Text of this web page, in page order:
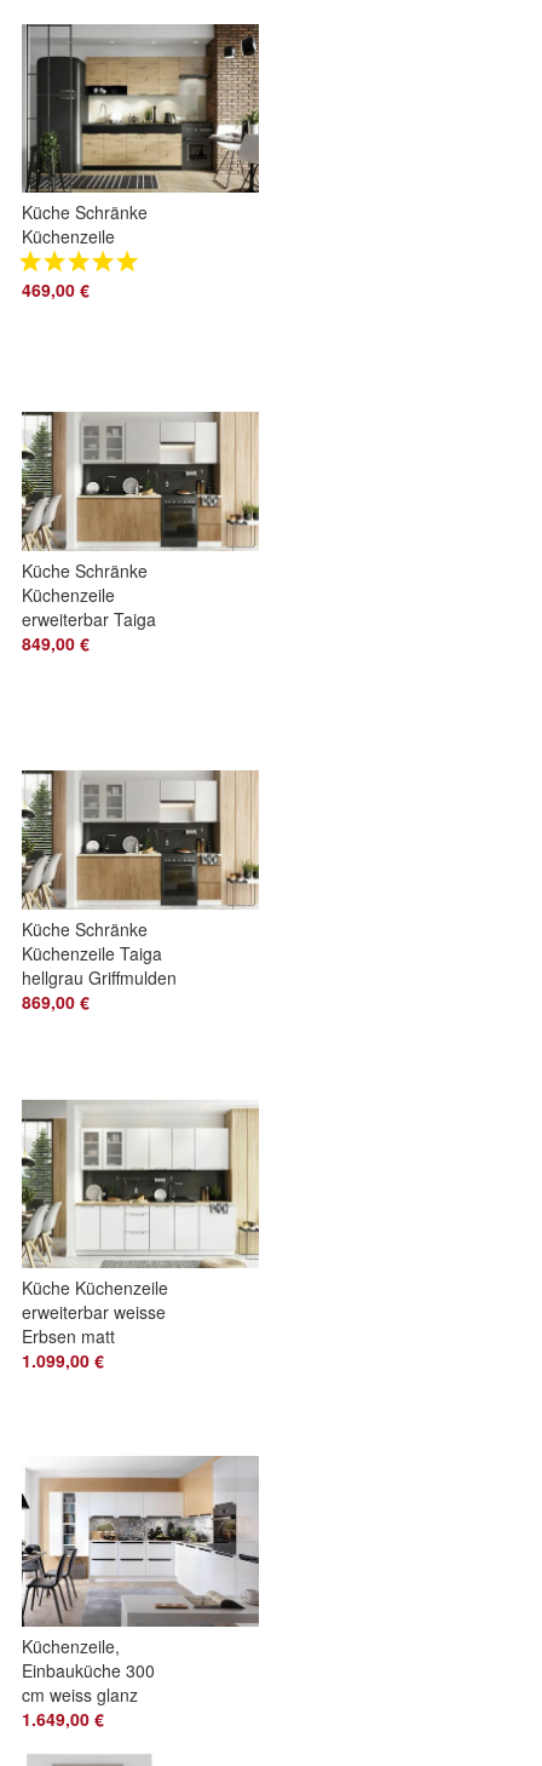
Küche Schränke
Küchenzeile
erweiterbar Eiche
Artisan schwarz mit
469,00 €
Küche Schränke
Küchenzeile
erweiterbar Taiga
grau Griffmulden
849,00 €
Küche Schränke
Küchenzeile Taiga
hellgrau Griffmulden
Softclose
869,00 €
Küche Küchenzeile
erweiterbar weisse
Erbsen matt
Griffmulden
1.099,00 €
Küchenzeile,
Einbauküche 300
cm weiss glanz
Fronten -
1.649,00 €